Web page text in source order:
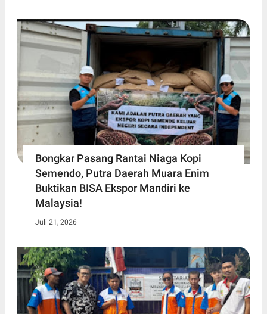
Bongkar Pasang Rantai Niaga Kopi
Semendo, Putra Daerah Muara Enim
Buktikan BISA Ekspor Mandiri ke
Malaysia!
Juli 21, 2026